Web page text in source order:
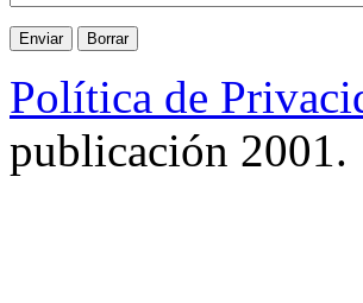
Política de
publicación 2001.